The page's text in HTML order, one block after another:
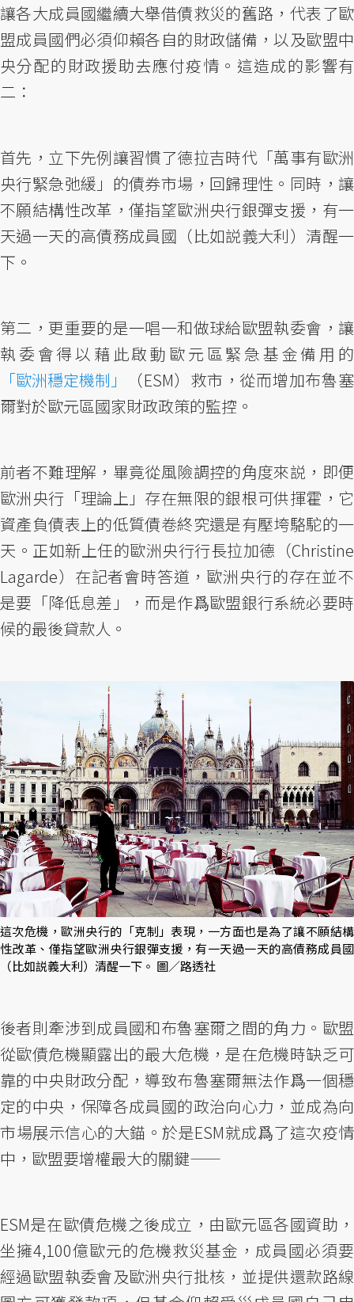
讓各大成員國繼續大舉借債救災的舊路，代表了歐
盟成員國們必須仰賴各自的財政儲備，以及歐盟中
央分配的財政援助去應付疫情。這造成的影響有
二：
首先，立下先例讓習慣了德拉吉時代「萬事有歐洲
央行緊急弛緩」的債券市場，回歸理性。同時，讓
不願結構性改革，僅指望歐洲央行銀彈支援，有一
天過一天的高債務成員國（比如説義大利）清醒一
下。
第二，更重要的是一唱一和做球給歐盟執委會，讓
執委會得以藉此啟動歐元區緊急基金備用的
「歐洲穩定機制」
（ESM）救市，從而增加布魯塞
爾對於歐元區國家財政政策的監控。
前者不難理解，畢竟從風險調控的角度來説，即便
歐洲央行「理論上」存在無限的銀根可供揮霍，它
資產負債表上的低質債卷終究還是有壓垮駱駝的一
天。正如新上任的歐洲央行行長拉加德（Christine
Lagarde）在記者會時答道，歐洲央行的存在並不
是要「降低息差」，而是作爲歐盟銀行系統必要時
候的最後貸款人。
這次危機，歐洲央行的「克制」表現，一方面也是為了讓不願結構
性改革、僅指望歐洲央行銀彈支援，有一天過一天的高債務成員國
（比如説義大利）清醒一下。 圖／路透社
後者則牽涉到成員國和布魯塞爾之間的角力。歐盟
從歐債危機顯露出的最大危機，是在危機時缺乏可
靠的中央財政分配，導致布魯塞爾無法作爲一個穩
定的中央，保障各成員國的政治向心力，並成為向
市場展示信心的大錨。於是ESM就成爲了這次疫情
中，歐盟要增權最大的關鍵——
ESM是在歐債危機之後成立，由歐元區各國資助，
坐擁4,100億歐元的危機救災基金，成員國必須要
經過歐盟執委會及歐洲央行批核，並提供還款路線